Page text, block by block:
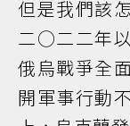
但是我們該
二○二二年
俄烏戰爭全
開軍事行動